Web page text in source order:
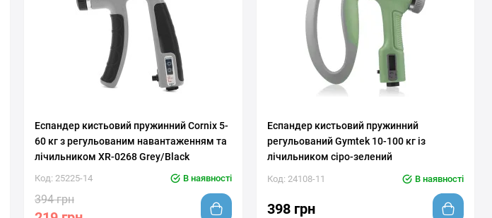
Еспандер кистьовий пружинний Cornix 5-
60 кг з регульованим навантаженням та
лічильником XR-0268 Grey/Black
Код: 25225-14 В наявності
394 грн
Еспандер кистьовий пружинний
регульований Gymtek 10-100 кг із
лічильником сіро-зелений
Код: 24108-11 В наявності
398 грн